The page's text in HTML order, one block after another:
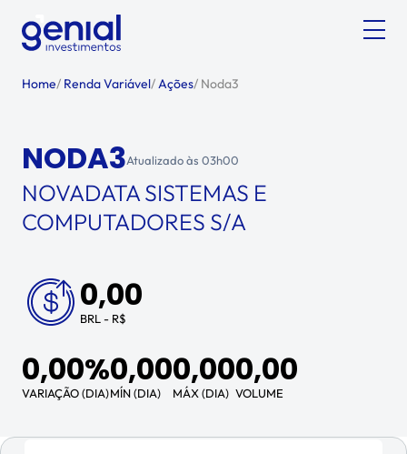
Home/ Renda Variável/Ações/ Noda3
NODA3Atualizado às 03h00
NOVADATA SISTEMAS E
COMPUTADORES S/A
0,00
BRL - R$
0,00%
VARIAÇÃO (DIA)
0,00
MÍN (DIA)
0,00
MÁX (DIA)
0,00
VOLUME